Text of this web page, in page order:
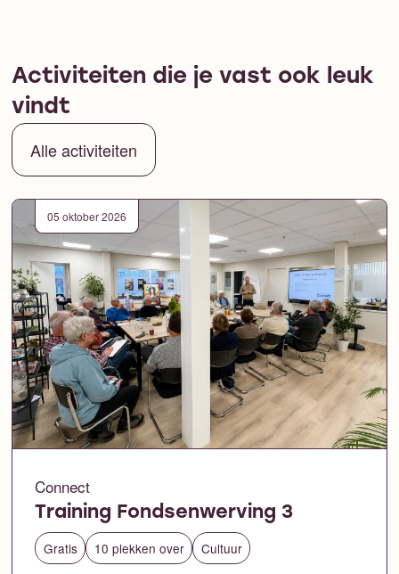
Activiteiten die je vast ook leuk
vindt
Alle activiteiten
05 oktober 2026
Connect
Training Fondsenwerving 3
Gratis 10 plekken over Cultuur